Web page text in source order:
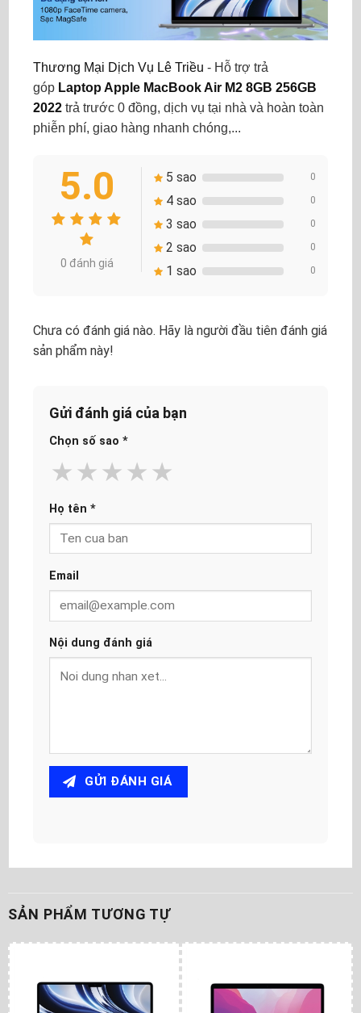
Thương Mại Dịch Vụ Lê Triều - Hỗ trợ trả
góp Laptop Apple MacBook Air M2 8GB 256GB
2022 trả trước 0 đồng, dịch vụ tại nhà và hoàn toàn
phiễn phí, giao hàng nhanh chóng,...
5.0
0 đánh giá
5 sao 0
4 sao 0
3 sao 0
2 sao 0
1 sao 0
Chưa có đánh giá nào. Hãy là người đầu tiên đánh giá
sản phẩm này!
Gửi đánh giá của bạn
Chọn số sao *
★
★
★
★
★
Họ tên *
Email
Nội dung đánh giá
GỬI ĐÁNH GIÁ
SẢN PHẨM TƯƠNG TỰ